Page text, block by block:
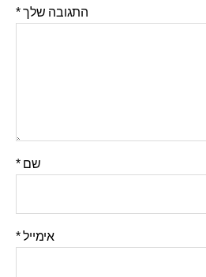
התגובה שלך*
שם*
אימייל*